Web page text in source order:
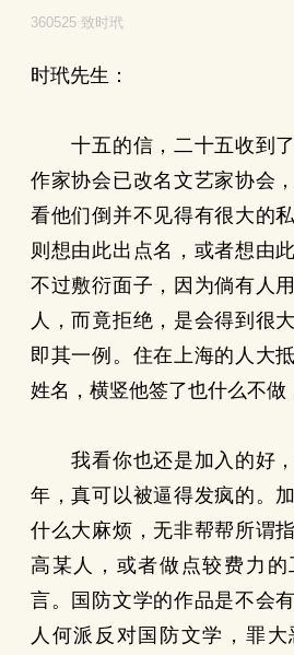
360525 致时玳
时玳先生：
十五的信，二十五收到了
作家协会已改名文艺家协会
看他们倒并不见得有很大的
则想由此出点名，或者想由
不过敷衍面子，因为倘有人
人，而竟拒绝，是会得到很
即其一例。住在上海的人大
姓名，横竖他签了也什么不做
我看你也还是加入的好，
年，真可以被逼得发疯的。
什么大麻烦，无非帮帮所谓
高某人，或者做点较费力
言。国防文学的作品是不会
人何派反对国防文学，罪